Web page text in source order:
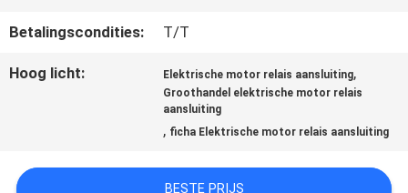
NIEUWS
EEN
Betalingscondities: T/T
Hoog licht: Elektrische motor relais aansluiting,
Groothandel elektrische motor relais
aansluiting
, ficha Elektrische motor relais aansluiting
BESTE PRIJS